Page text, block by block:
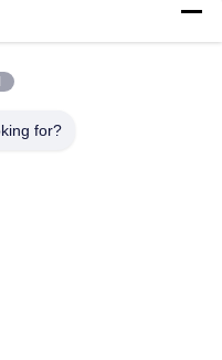
a máquina da
da máquina de 150
for?